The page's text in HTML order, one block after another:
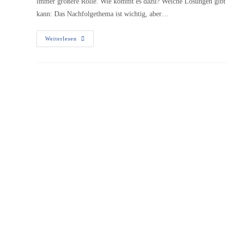
kann: Das Nachfolgethema ist wichtig, aber…
Weiterlesen